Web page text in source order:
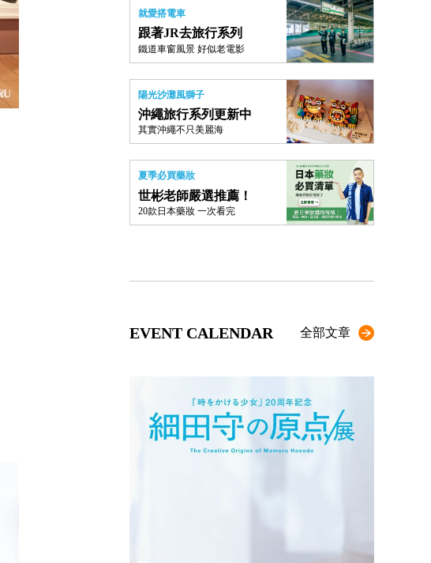
就愛搭電車
跟著JR去旅行系列
鐵道車窗風景 好似老電影
陽光沙灘風獅子
沖繩旅行系列更新中
其實沖繩不只美麗海
夏季必買藥妝
世彬老師嚴選推薦！
20款日本藥妝 一次看完
EVENT CALENDAR 全部文章